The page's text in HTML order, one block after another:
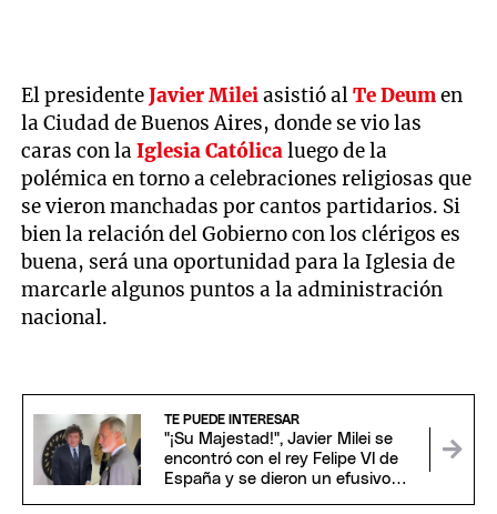
El presidenteJavier Mileiasistió alTe Deumen
la Ciudad de Buenos Aires, donde se vio las
caras con laIglesia Católicaluego de la
polémica en torno a celebraciones religiosas que
se vieron manchadas por cantos partidarios. Si
bien la relación del Gobierno con los clérigos es
buena, será una oportunidad para la Iglesia de
marcarle algunos puntos a la administración
nacional.
TE PUEDE INTERESAR
"¡Su Majestad!", Javier Milei se
encontró con el rey Felipe VI de
España y se dieron un efusivo